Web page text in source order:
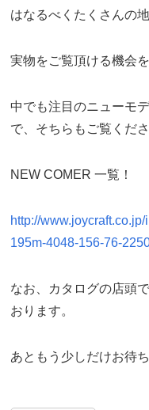
はなるべくたくさんの
実物をご覧頂ける機会
中でも注目のニューモ
で、そちらもご覧くださ
NEW COMER 一覧！
http://
195m-4048-156-76-
なお、カタログの店頭
おります。
あともう少しだけお待